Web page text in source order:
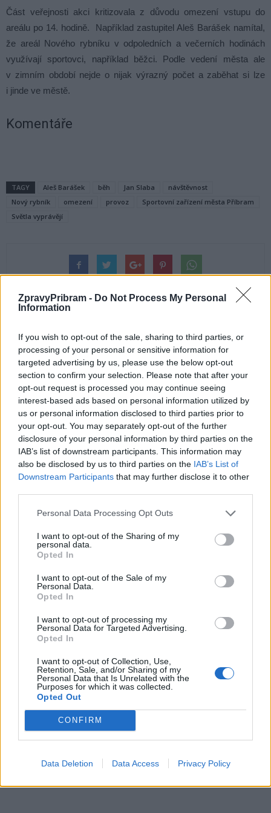
ZpravyPribram - Do Not Process My Personal
Information
If you wish to opt-out of the sale, sharing to third parties, or
processing of your personal or sensitive information for
targeted advertising by us, please use the below opt-out
section to confirm your selection. Please note that after your
opt-out request is processed you may continue seeing
interest-based ads based on personal information utilized by
us or personal information disclosed to third parties prior to
your opt-out. You may separately opt-out of the further
disclosure of your personal information by third parties on the
IAB’s list of downstream participants. This information may
also be disclosed by us to third parties on the IAB’s List of
Downstream Participants that may further disclose it to other
Personal Data Processing Opt Outs
I want to opt-out of the Sharing of my
personal data.
Opted In
I want to opt-out of the Sale of my
Personal Data.
Opted In
I want to opt-out of processing my
Personal Data for Targeted Advertising.
Opted In
I want to opt-out of Collection, Use,
Retention, Sale, and/or Sharing of my
Personal Data that Is Unrelated with the
Purposes for which it was collected.
Opted Out
CONFIRM
Data Deletion Data Access Privacy Policy
Část veřejnosti akci kritizovala z důvodu omezení vstupu do
areálu po 14. hodině. Například zastupitel Aleš Barášek namítal,
že areál Nového rybníku v odpoledních a večerních hodinách
využívají sportovci, například běžci. Podle vedení města ale
v zimním období nejde o nijak výrazný počet a zaběhat si lze
i jinde ve městě.
Komentáře
TAGY Aleš Barášek běh Jan Slaba
návštěvnost
Nový rybník
omezení provoz
Sportovní zařízení města Příbram
Světla vyprávějí
Předchozí článek
Večerníček slavil 60 a od svého
zrodu nese i příbramskou stopu
Následující článek
Policie kontrolovala, jak se řidiči
SOUVISEJÍCÍ ČLÁNKY
VÍCE OD AUTORA
Většina koupališť na Příbramsku nabízí
výborné podmínky. Horší voda je jen na
Zpravodajství
Příbram modernizuje parkovací automaty.
Přibudou i tři nové poblíž Svaté Hory
Středočeský kraj upravil pravidla soutěže.
Obce nově získají body i za předcházení